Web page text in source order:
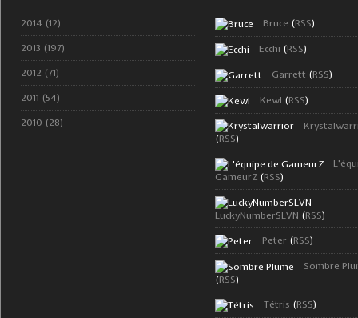
2014 (12)
2013 (197)
2012 (71)
2011 (54)
2010 (28)
Bruce (RSS)
Ecchi (RSS)
Garrett (RSS)
Kewl (RSS)
(RSS)
GameurZ (RSS)
LuckyNumberSLVN (RSS)
Peter (RSS)
Sombre
(RSS)
Tétris (RSS)